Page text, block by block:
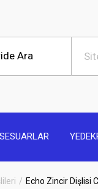
Echo Zincir Dişlisi